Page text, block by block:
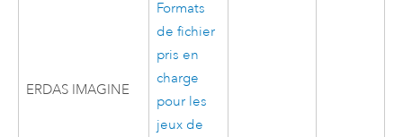
ERDAS IMAGINE
Formats
de fichier
pris en
charge
pour les
jeux de